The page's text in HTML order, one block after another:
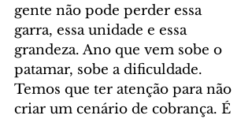
gente não pode perder essa
garra, essa unidade e essa
grandeza. Ano que vem sobe o
patamar, sobe a dificuldade.
Temos que ter atenção para não
criar um cenário de cobrança. É